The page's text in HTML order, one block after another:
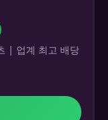
| 업계 최고 배당